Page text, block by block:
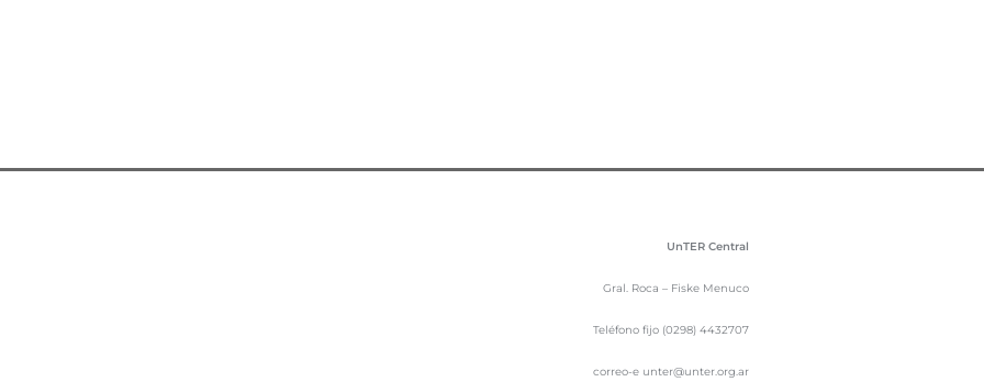
UnTER Central
Gral. Roca – Fiske Menuco
Teléfono fijo (0298) 4432707
correo-e unter@unter.org.ar